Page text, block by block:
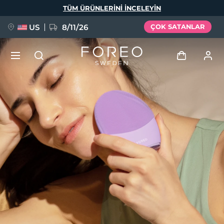
TÜM ÜRÜNLERINI INCELEYIN
US 8/11/26 ÇOK SATANLAR
Kullanici profi̇li̇
Cihazlarım
Siparişlerim
Adresim
Aboneliklerim
YENİ
FAQ™ Pure Beauty-Tech Elixir
BREAKING NEWS
issa™ Teeth Whitening Set
Dil Seçimi
English Deutsch
Español
Français
Italiano
Português
Svenska
Русский
Türkçe
简体中文 繁體中文